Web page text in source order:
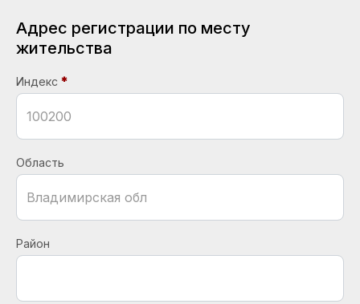
Адрес регистрации по месту
жительства
Индекс
Область
Район